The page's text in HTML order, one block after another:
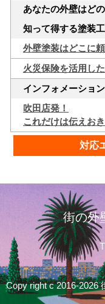
あなたの外壁はど
知って得する塗装
外壁塗装はどこに
火災保険を活用し
インフォメーション
吹田店発！
これだけは伝えお
対応
街の外
Copy right c 2016-2026